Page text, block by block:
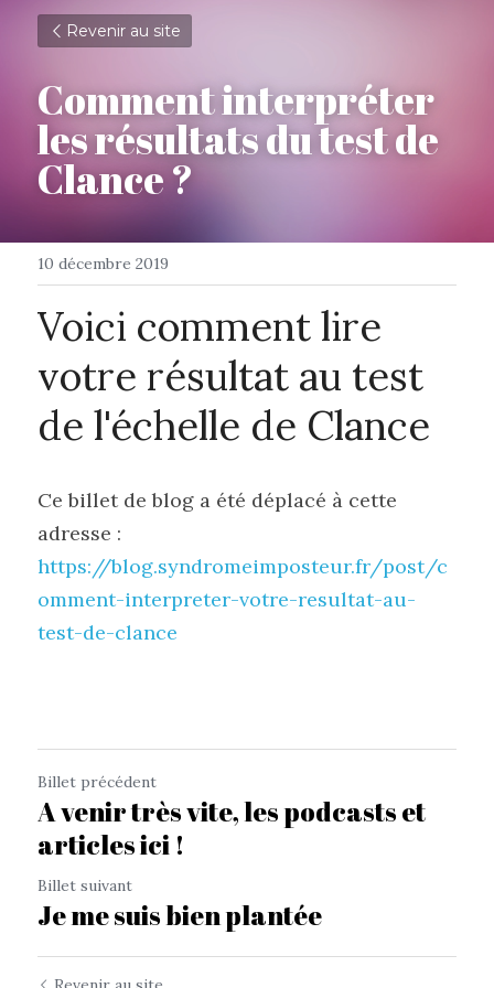
Revenir au site
Comment interpréter
les résultats du test de
Clance ?
10 décembre 2019
Voici comment lire
votre résultat au test
de l'échelle de Clance
Ce billet de blog a été déplacé à cette
https://blog.syndromeimposteur.fr/post/c
omment-interpreter-votre-resultat-au-
test-de-clance
Billet précédent
A venir très vite, les podcasts et
articles ici !
Billet suivant
Je me suis bien plantée